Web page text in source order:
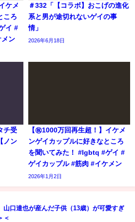
ケメ
ころ
イ #
メン
＃332「【コラボ】おこげの進化
系と男が途切れないゲイの事
情」
2026年6月18日
チ受
ノン
【㊗️1000万回再生超！】イケメ
ンゲイカップルに好きなところ
を聞いてみた！ #lgbtq #ゲイ #
ゲイカップル #筋肉 #イケメン
2026年1月2日
山口達也が産んだ子供（13歳）が可愛すぎ
＜